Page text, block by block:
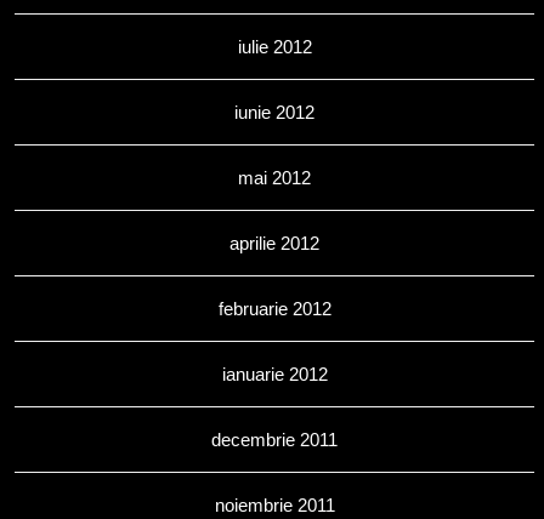
iulie 2012
iunie 2012
mai 2012
aprilie 2012
februarie 2012
ianuarie 2012
decembrie 2011
noiembrie 2011